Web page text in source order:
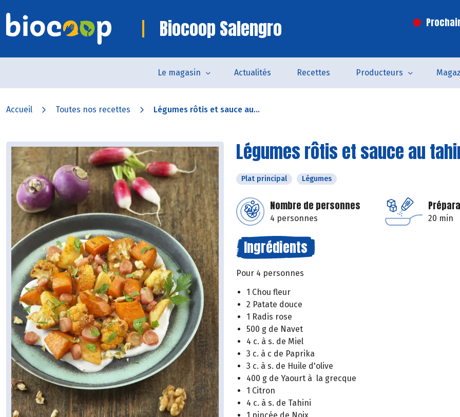
Biocoop Salengro
Le magasin Actualités Recettes Producteurs
Accueil Toutes nos recettes Légumes rôtis et sauce au...
Légumes rôtis et sauce au
Plat principal Légumes
Nombre de personnes
4 personnes 20 min
Ingrédients
Pour 4 personnes
1 Chou fleur
2 Patate douce
1 Radis rose
500 g de Navet
4 c. à s. de Miel
3 c. à c de Paprika
3 c. à s. de Huile d'olive
400 g de Yaourt à la grecque
1 Citron
4 c. à s. de Tahini